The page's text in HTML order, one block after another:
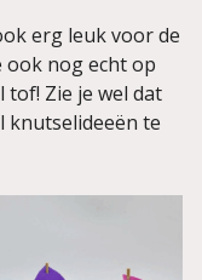
erg leuk voor de
ook nog echt op
Zie je wel dat
knutselideeën te